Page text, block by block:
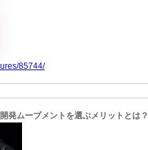
85744/
発ムーブメントを選ぶメリットとは？